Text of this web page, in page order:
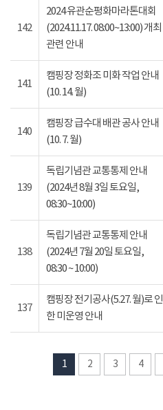
142
2024 유관순평화마라톤대회
(2024.11.17. 08:00~13:00) 개최
관련 안내
141
캠핑장 정화조 미화 작업 안내
(10. 14. 월)
140
캠핑장 급수대 배관 공사 안내
(10. 7. 월)
139
독립기념관 교통통제 안내
(2024년 8월 3일 토요일,
08:30~10:00)
138
독립기념관 교통통제 안내
(2024년 7월 20일 토요일,
08:30 ~ 10:00)
137
캠핑장 전기공사(5.27. 월)로 인
한 미운영 안내
1 2 3 4